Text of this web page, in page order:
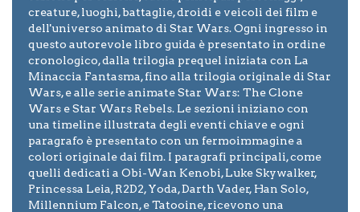
creature, luoghi, battaglie, droidi e veicoli dei film e
dell'universo animato di Star Wars. Ogni ingresso in
questo autorevole libro guida è presentato in ordine
cronologico, dalla trilogia prequel iniziata con La
Minaccia Fantasma, fino alla trilogia originale di Star
Wars, e alle serie animate Star Wars: The Clone
Wars e Star Wars Rebels. Le sezioni iniziano con
una timeline illustrata degli eventi chiave e ogni
paragrafo è presentato con un fermoimmagine a
colori originale dai film. I paragrafi principali, come
quelli dedicati a Obi-Wan Kenobi, Luke Skywalker,
Princessa Leia, R2D2, Yoda, Darth Vader, Han Solo,
Millennium Falcon, e Tatooine, ricevono una